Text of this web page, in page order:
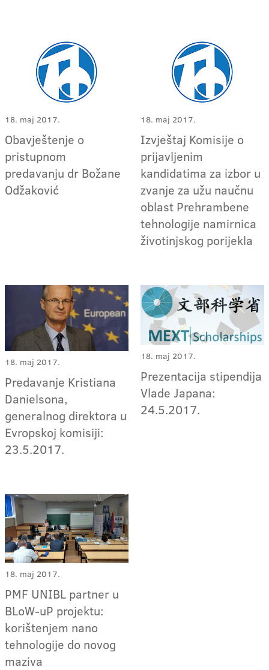
18. maj 2017.
Obavještenje o
pristupnom
predavanju dr Božane
Odžaković
18. maj 2017.
Izvještaj Komisije o
prijavljenim
kandidatima za izbor u
zvanje za užu naučnu
oblast Prehrambene
tehnologije namirnica
životinjskog porijekla
18. maj 2017.
Predavanje Kristiana
Danielsona,
generalnog direktora u
Evropskoj komisiji:
23.5.2017.
18. maj 2017.
Prezentacija stipendija
Vlade Japana:
24.5.2017.
18. maj 2017.
PMF UNIBL partner u
BLoW-uP projektu:
korištenjem nano
tehnologije do novog
maziva